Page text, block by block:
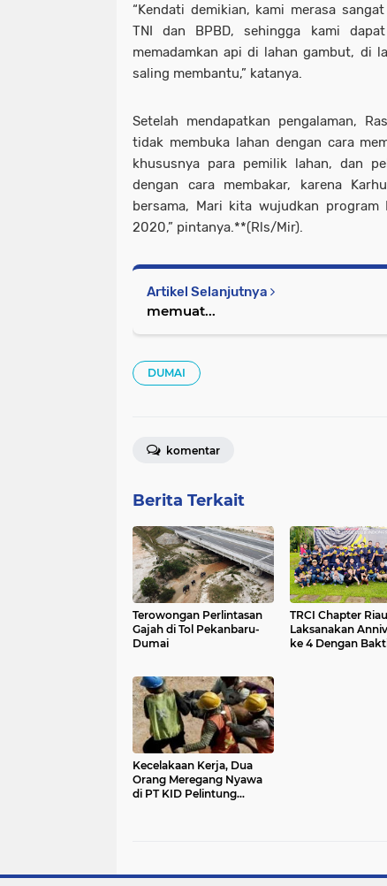
“Kendati demikian, kami merasa
TNI dan BPBD, sehingga kami
memadamkan api di lahan gambut, di
saling membantu,” katanya.
Setelah mendapatkan pengalaman,
tidak membuka lahan dengan cara
khususnya para pemilik lahan, dan
dengan cara membakar, karena
bersama, Mari kita wujudkan program
2020,” pintanya.**(Rls/Mir).
Artikel Selanjutnya
memuat...
DUMAI
komentar
Berita Terkait
Terowongan Perlintasan
Gajah di Tol Pekanbaru-
Dumai
TRCI Chapter Riau
Laksanakan
ke 4 Dengan
Kecelakaan Kerja, Dua
Orang Meregang Nyawa
di PT KID Pelintung